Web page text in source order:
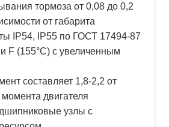
тормоза от 0,08 до 0,2
от габарита
IP54, IP55 по ГОСТ 17494-87
F (155°C) с увеличенным
составляет 1,8-2,2 от
двигателя
узлы с